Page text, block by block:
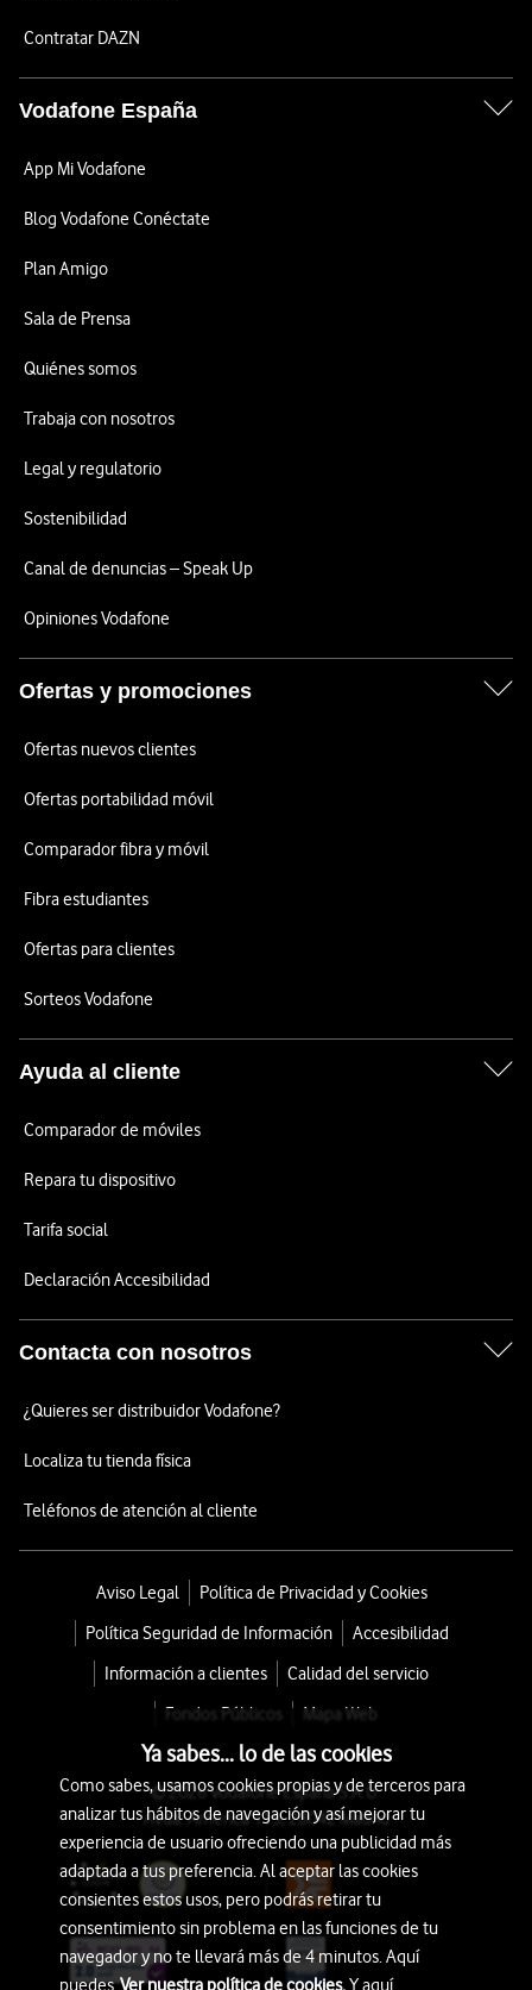
Contratar DAZN
Vodafone España
App Mi Vodafone
Blog Vodafone Conéctate
Plan Amigo
Sala de Prensa
Quiénes somos
Trabaja con nosotros
Legal y regulatorio
Sostenibilidad
Canal de denuncias – Speak Up
Opiniones Vodafone
Ofertas y promociones
Ofertas nuevos clientes
Ofertas portabilidad móvil
Comparador fibra y móvil
Fibra estudiantes
Ofertas para clientes
Sorteos Vodafone
Ayuda al cliente
Comparador de móviles
Repara tu dispositivo
Tarifa social
Declaración Accesibilidad
Contacta con nosotros
¿Quieres ser distribuidor Vodafone?
Localiza tu tienda física
Teléfonos de atención al cliente
Aviso Legal
Política de Privacidad y Cookies
Política Seguridad de Información
Accesibilidad
Información a clientes
Calidad del servicio
Fondos Públicos
Mapa Web
© 2026 Vodafone España S.A.U.
Avda. América 115, 28042 Madrid
Ya sabes... lo de las cookies
Como sabes, usamos cookies propias y de terceros para
analizar tus hábitos de navegación y así mejorar tu
experiencia de usuario ofreciendo una publicidad más
adaptada a tus preferencia. Al aceptar las cookies
consientes estos usos, pero podrás retirar tu
consentimiento sin problema en las funciones de tu
navegador y no te llevará más de 4 minutos. Aquí
puedesVer nuestra política de cookies.Y aquí